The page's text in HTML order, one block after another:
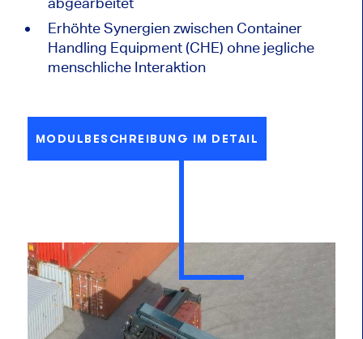
Erhöhte Synergien zwischen Container
Handling Equipment (CHE) ohne jegliche
menschliche Interaktion
MODULBESCHREIBUNG IM DETAIL